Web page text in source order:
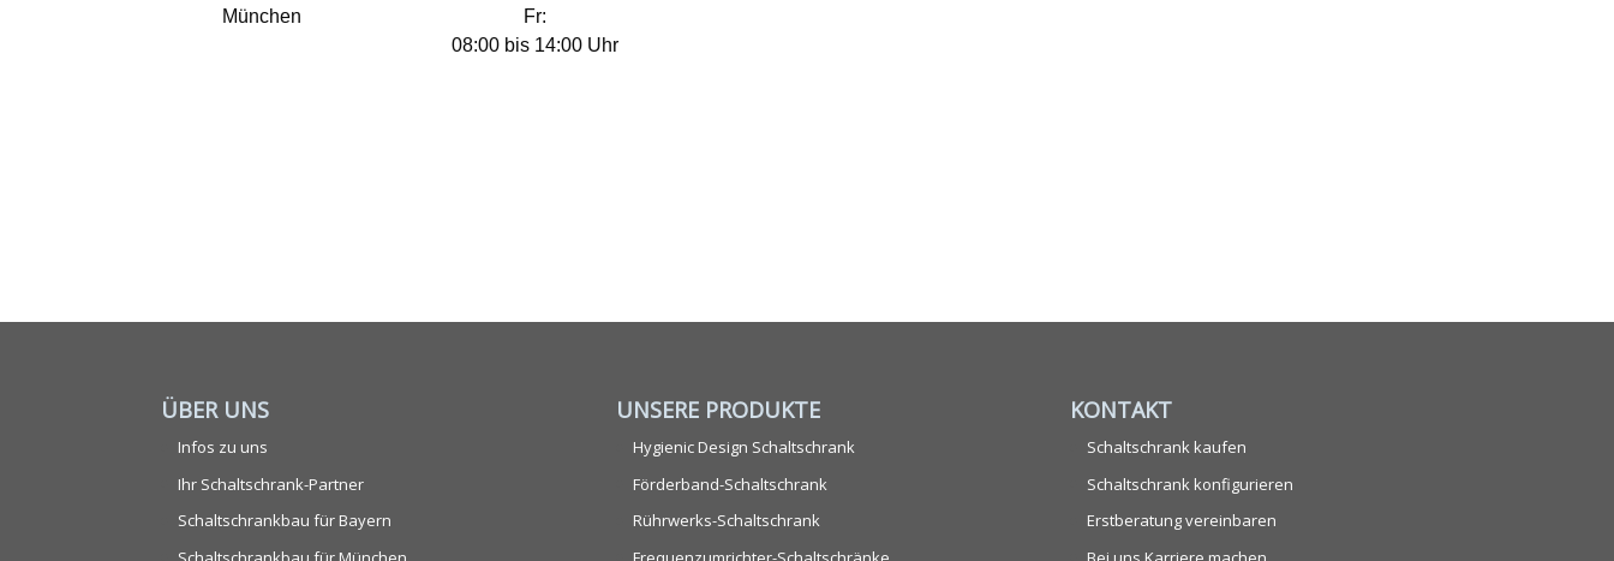
München
Fr:
08:00 bis 14:00 Uhr
ÜBER UNS
Infos zu uns
Ihr Schaltschrank-Partner
Schaltschrankbau für Bayern
UNSERE PRODUKTE
Hygienic Design Schaltschrank
Förderband-Schaltschrank
Rührwerks-Schaltschrank
KONTAKT
Schaltschrank kaufen
Schaltschrank konfigurieren
Erstberatung vereinbaren